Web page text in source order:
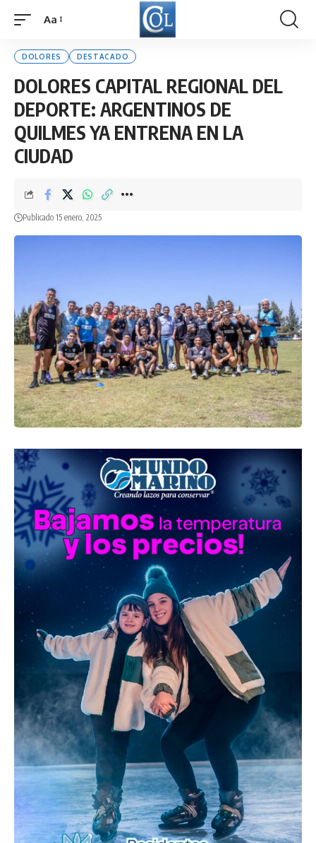
Font
Aa
DOLORES DESTACADO
DOLORES CAPITAL REGIONAL DEL
DEPORTE: ARGENTINOS DE
QUILMES YA ENTRENA EN LA
CIUDAD
Publicado 15 enero, 2025